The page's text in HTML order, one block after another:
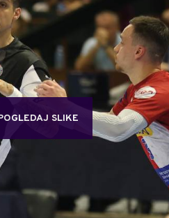
SLIKE